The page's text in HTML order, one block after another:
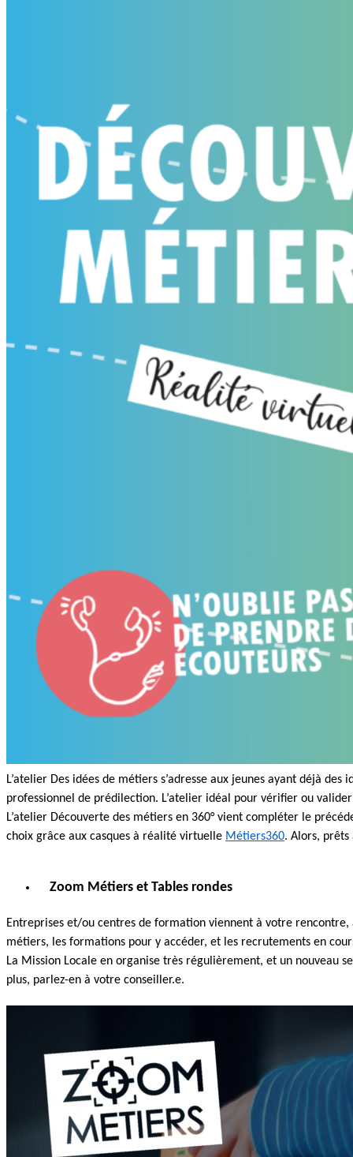
L’atelier Des idées de métiers s’adresse aux jeunes ayant déjà
professionnel de prédilection. L’atelier idéal pour vérifier ou
L’atelier Découverte des métiers en 360° vient compléter le
choix grâce aux casques à réalité virtuelle Métiers360. Alors, prêts
Zoom Métiers et Tables rondes
Entreprises et/ou centres de formation viennent à votre
métiers, les formations pour y accéder, et les recrutements en
La Mission Locale en organise très régulièrement, et un nouveau
plus, parlez-en à votre conseiller.e.